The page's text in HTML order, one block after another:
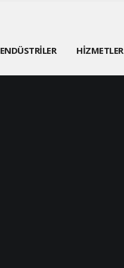
ENDÜSTRİLER HİZMETLER